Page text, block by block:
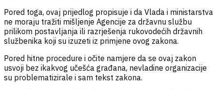
Pored toga, ovaj prijedlog propisuje i da Vlada i ministarstva
ne moraju tražiti mišljenje Agencije za državnu službu
prilikom postavljanja ili razrješenja rukovodećih državnih
službenika koji su izuzeti iz primjene ovog zakona.
Pored hitne procedure i očite namjere da se ovaj zakon
usvoji bez ikakvog učešća građana, nevladine organizacije
su problematizirale i sam tekst zakona.